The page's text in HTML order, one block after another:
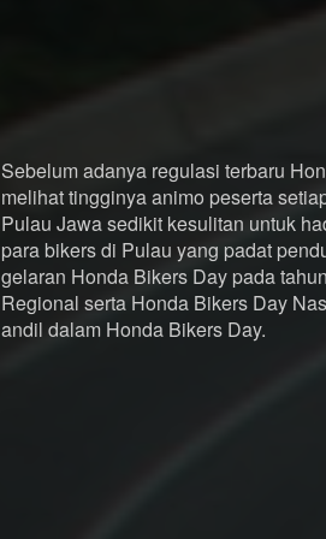
Sebelum adanya regulasi terbaru
melihat tingginya animo peserta
Pulau Jawa sedikit kesulitan untuk
para bikers di Pulau yang padat
gelaran Honda Bikers Day pada
Regional serta Honda Bikers Day
andil dalam Honda Bikers Day.